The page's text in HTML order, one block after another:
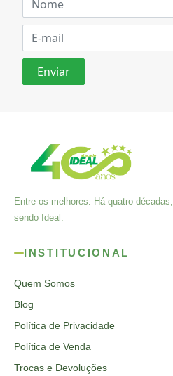
Entre os melhores. Há quatro décadas,
sendo Ideal.
INSTITUCIONAL
Quem Somos
Blog
Política de Privacidade
Política de Venda
Trocas e Devoluções